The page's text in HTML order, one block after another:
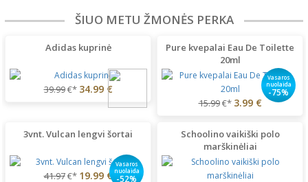
ŠIUO METU ŽMONĖS PERKA
Adidas kuprinė
39.99€* 34.99 €
Pure kvepalai Eau De Toilette
20ml
Vasaros
nuolaida
-75%
15.99€* 3.99 €
3vnt. Vulcan lengvi šortai
Vasaros
nuolaida
-52%
41.97€* 19.99 €
Schoolino vaikiški polo
marškinėliai